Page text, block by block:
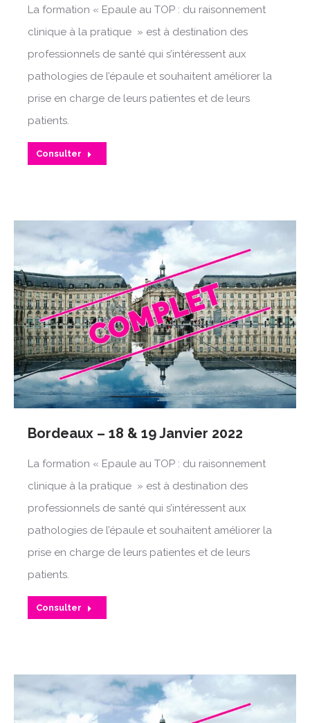
La formation « Epaule au TOP : du raisonnement
clinique à la pratique » est à destination des
professionnels de santé qui s’intéressent aux
pathologies de l’épaule et souhaitent améliorer la
prise en charge de leurs patientes et de leurs
patients.
Consulter
Bordeaux – 18 & 19 Janvier 2022
La formation « Epaule au TOP : du raisonnement
clinique à la pratique » est à destination des
professionnels de santé qui s’intéressent aux
pathologies de l’épaule et souhaitent améliorer la
prise en charge de leurs patientes et de leurs
patients.
Consulter